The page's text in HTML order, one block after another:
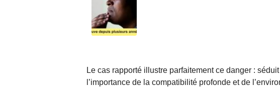
Le cas rapporté illustre parfaitement ce danger :
l’importance de la compatibilité profonde et de